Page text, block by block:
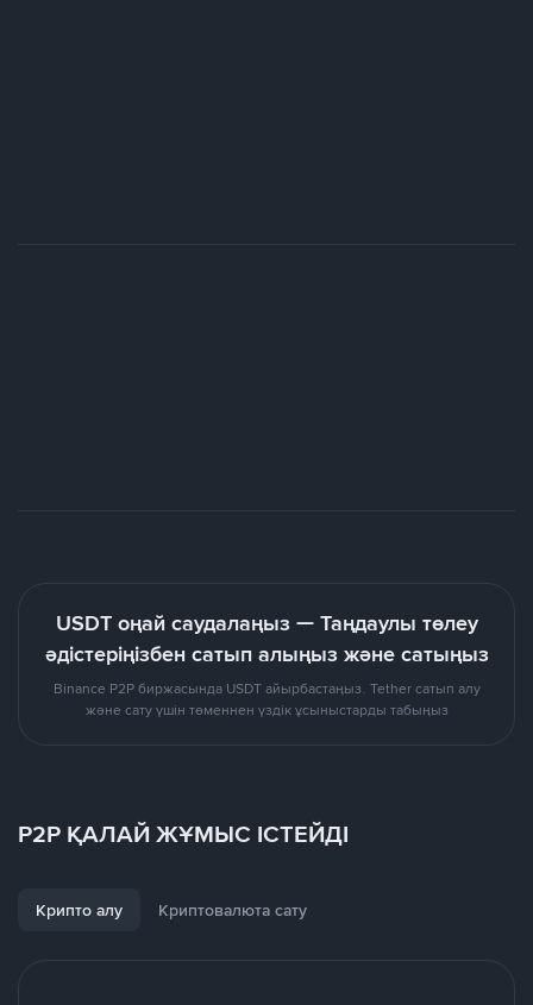
USDT оңай саудалаңыз — Таңдаулы төлеу
әдістеріңізбен сатып алыңыз және сатыңыз
Binance P2P биржасында USDT айырбастаңыз. Tether сатып алу
және сату үшін төменнен үздік ұсыныстарды табыңыз
P2P ҚАЛАЙ ЖҰМЫС ІСТЕЙДІ
Крипто алу Криптовалюта сату